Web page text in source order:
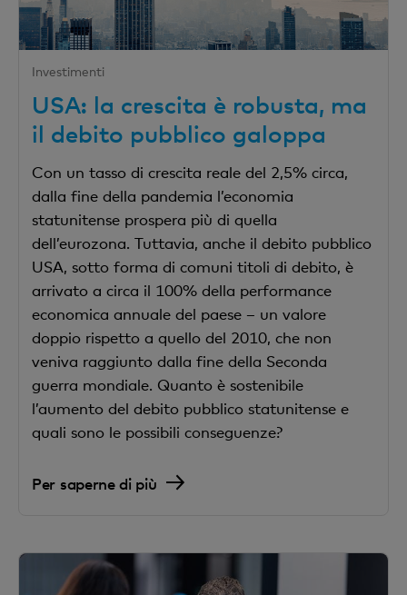
Investimenti
USA: la crescita è robusta, ma
il debito pubblico galoppa
Con un tasso di crescita reale del 2,5% circa,
dalla fine della pandemia l’economia
statunitense prospera più di quella
dell’eurozona. Tuttavia, anche il debito pubblico
USA, sotto forma di comuni titoli di debito, è
arrivato a circa il 100% della performance
economica annuale del paese – un valore
doppio rispetto a quello del 2010, che non
veniva raggiunto dalla fine della Seconda
guerra mondiale. Quanto è sostenibile
l’aumento del debito pubblico statunitense e
quali sono le possibili conseguenze?
Per saperne di più